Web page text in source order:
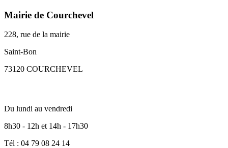
Mairie de Courchevel
228, rue de la mairie
Saint-Bon
73120 COURCHEVEL
Du lundi au vendredi
8h30 - 12h et 14h - 17h30
Tél : 04 79 08 24 14